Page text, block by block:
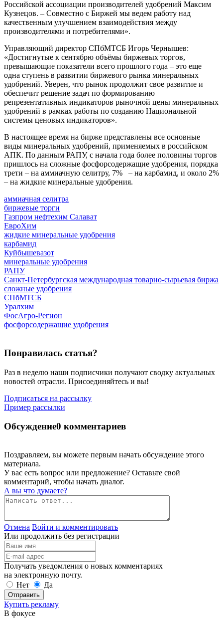
Российской ассоциации производителей удобрений Максим
Кузнецов. – Совместно с Биржей мы ведем работу над
качественным улучшением взаимодействия между
производителями и потребителями».
Управляющий директор СПбМТСБ Игорь Чернышев:
«Достигнутые к сентябрю объёмы биржевых торгов,
превышающие показатели всего прошлого года – это еще
одна ступень в развитии биржевого рынка минеральных
удобрений. Уверен, что рынок продолжит свое развитие и
обеспечит решение задач по формированию
репрезентативных индикаторов рыночной цены минеральных
удобрений в рамках работы по созданию Национальной
системы ценовых индикаторов».
В настоящее время на бирже представлены все основные
виды минеральных удобрений, применяемых в российском
АПК. По данным РАПУ, с начала года более половины торгов
пришлось на сложные фосфорсодержащие удобрения, порядка
трети – на аммиачную селитру, 7% – на карбамид, и около 2%
– на жидкие минеральные удобрения.
аммиачная селитра
биржевые торги
Газпром нефтехим Салават
ЕвроХим
жидкие минеральные удобрения
карбамид
Куйбышевазот
минеральные удобрения
РАПУ
Санкт-Петербургская международная товарно-сырьевая биржа
сложные удобрения
СПбМТСБ
Уралхим
ФосАгро-Регион
фосфорсодержащие удобрения
Понравилась статья?
Раз в неделю наши подписчики получают сводку актуальных
новостей отрасли. Присоединяйтесь и вы!
Подписаться на рассылку
Пример рассылки
Обсуждение0 комментариев
Поздравляем, вы можете первым начать обсуждение этого
материала.
У вас есть вопрос или предложение? Оставьте свой
комментарий, чтобы начать диалог.
А вы что думаете?
Отмена Войти и комментировать
Или продолжить без регистрации
Получать уведомления о новых комментариях
на электронную почту.
Нет
Да
Отправить
Купить рекламу
В фокусе